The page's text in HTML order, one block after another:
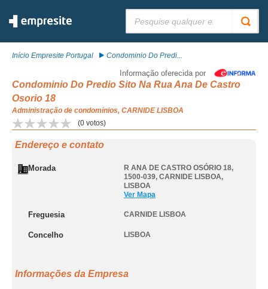
Início Empresite Portugal Condominio Do Predi...
Informação oferecida por
Condominio Do Predio Sito Na Rua Ana De Castro
Osorio 18
Administração de condomínios, CARNIDE LISBOA
(0 votos)
Endereço e contato
Morada
R ANA DE CASTRO OSÓRIO 18,
1500-039, CARNIDE LISBOA,
LISBOA
Ver Mapa
Freguesia CARNIDE LISBOA
Concelho LISBOA
Informações da Empresa